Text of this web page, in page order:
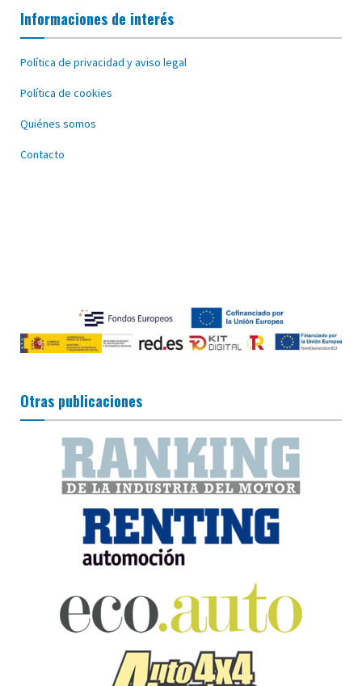
Informaciones de interés
Política de privacidad y aviso legal
Política de cookies
Quiénes somos
Contacto
Otras publicaciones